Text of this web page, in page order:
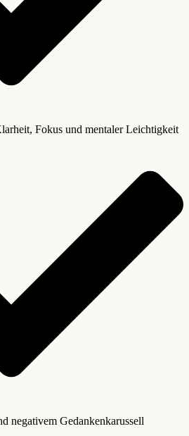
Fokus und mentaler Leichtigkeit
negativem Gedankenkarussell